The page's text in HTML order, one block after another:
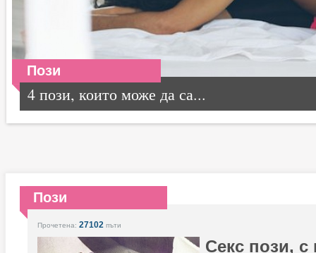
Пози
4 пози, които може да са...
Пози
Прочетена: 27102 пъти
Секс пози, с